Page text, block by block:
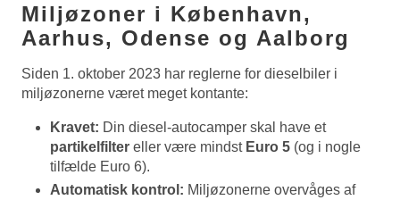
Miljøzoner i København,
Aarhus, Odense og Aalborg
Siden 1. oktober 2023 har reglerne for dieselbiler i
miljøzonerne været meget kontante:
Kravet: Din diesel-autocamper skal have et
partikelfilter eller være mindst Euro 5 (og i nogle
tilfælde Euro 6).
Automatisk kontrol: Miljøzonerne overvåges af